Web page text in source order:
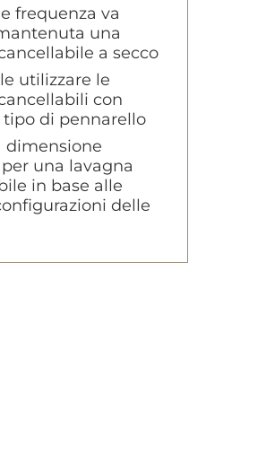
frequenza va
una
a secco
utilizzare le
con
tipo di pennarello
dimensione
una lavagna
in base alle
delle